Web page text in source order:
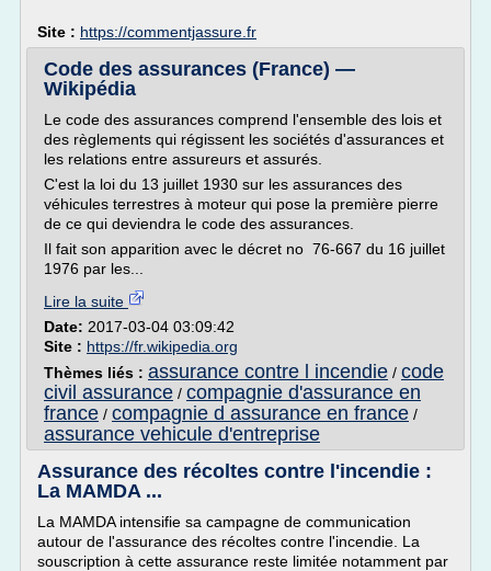
Site : https://commentjassure.fr
Code des assurances (France) —
Wikipédia
Le code des assurances comprend l'ensemble des lois et
des règlements qui régissent les sociétés d'assurances et
les relations entre assureurs et assurés.
C'est la loi du 13 juillet 1930 sur les assurances des
véhicules terrestres à moteur qui pose la première pierre
de ce qui deviendra le code des assurances.
Il fait son apparition avec le décret no 76-667 du 16 juillet
1976 par les...
Lire la suite
Date: 2017-03-04 03:09:42
Site : https://fr.wikipedia.org
Thèmes liés : assurance contre l incendie / code
civil assurance / compagnie d'assurance en
france / compagnie d assurance en france /
assurance vehicule d'entreprise
Assurance des récoltes contre l'incendie :
La MAMDA ...
La MAMDA intensifie sa campagne de communication
autour de l'assurance des récoltes contre l'incendie. La
souscription à cette assurance reste limitée notamment par